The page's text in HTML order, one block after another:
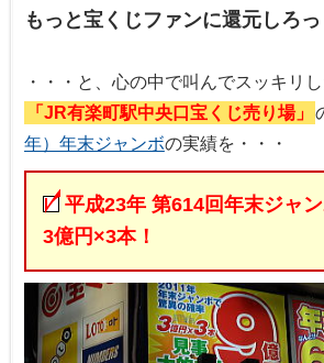
もっと宝くじファンに還元しろっ
・・・と、心の中で叫んでスッキリし
「JR有楽町駅中央口宝くじ売り場」
年）年末ジャンボの実績を・・・
平成23年 第614回年末ジャ
3億円×3本！